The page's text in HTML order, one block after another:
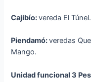
Cajibío:vereda El Túnel.
Piendamó:veredas
Mango.
Unidad funcional 3